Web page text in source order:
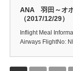
ANA 羽田～オ
（2017/12/29）
Inflight Meal
Airways FlightNo: